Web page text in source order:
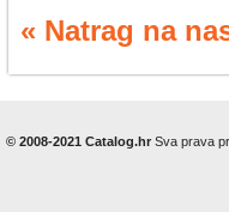
« Natrag na
© 2008-2021 Catalog.hr Sva prava